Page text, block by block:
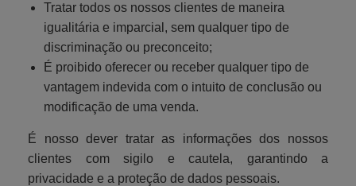
Tratar todos os nossos clientes de maneira
igualitária e imparcial, sem qualquer tipo de
discriminação ou preconceito;
É proibido oferecer ou receber qualquer tipo de
vantagem indevida com o intuito de conclusão ou
modificação de uma venda.
É nosso dever tratar as informações dos nossos
clientes com sigilo e cautela, garantindo a
privacidade e a proteção de dados pessoais.